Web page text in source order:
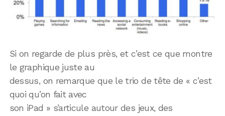
Si on regarde de plus près, et c’est ce que montre
le graphique juste au
dessus, on remarque que le trio de tête de « c’est
quoi qu’on fait avec
son iPad » s’articule autour des jeux, des